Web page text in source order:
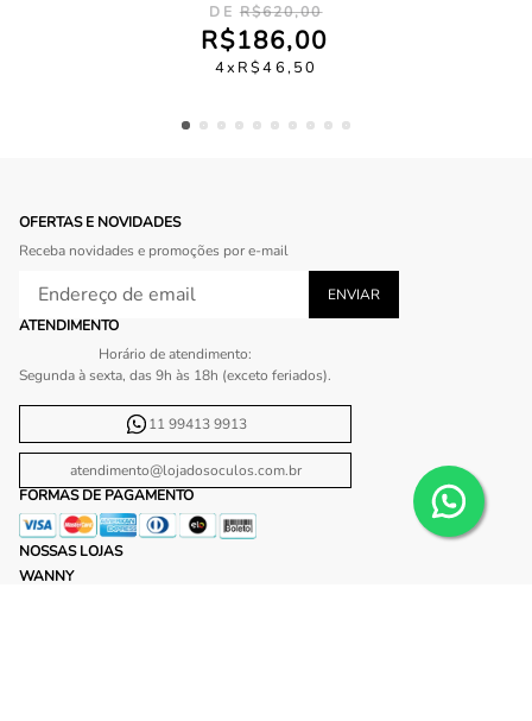
R$620,00
R$186,00
4 R$46,50
OFERTAS E NOVIDADES
Receba novidades e promoções por e-mail
ATENDIMENTO
Horário de atendimento:
Segunda à sexta, das 9h às 18h (exceto feriados).
11 99413 9913
atendimento@lojadosoculos.com.br
FORMAS DE PAGAMENTO
NOSSAS LOJAS
WANNY